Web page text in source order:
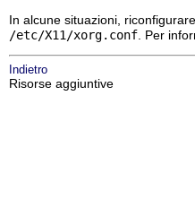
In alcune situazioni,
/etc/X11/xorg.conf. Per
Indietro
Risorse aggiuntive